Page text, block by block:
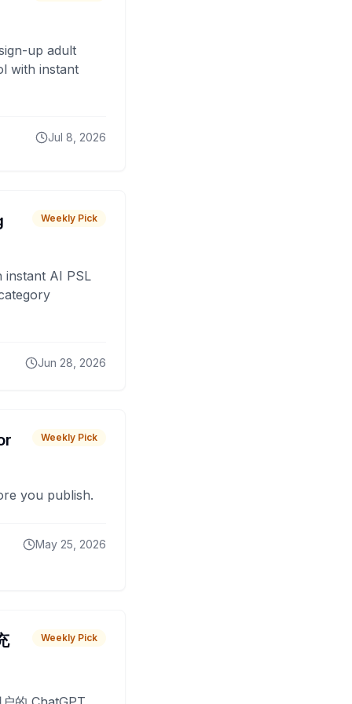
up adult
with instant
Jul 8, 2026
Weekly Pick
instant AI PSL
Jun 28, 2026
Weekly Pick
you publish.
May 25, 2026
Weekly Pick